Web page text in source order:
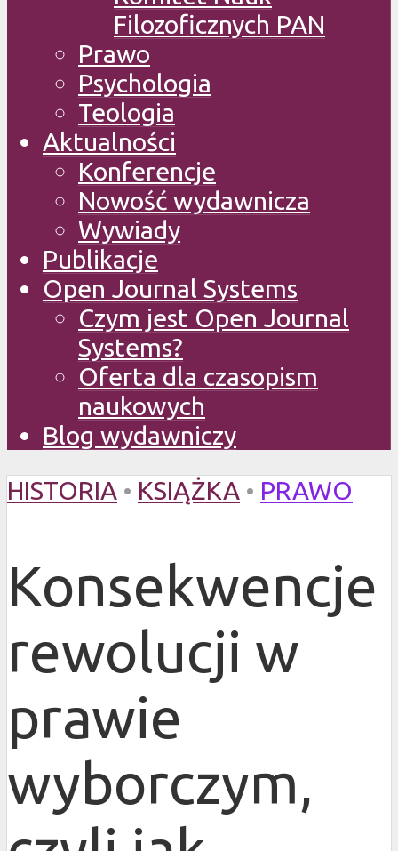
Filozoficznych PAN
Prawo
Psychologia
Teologia
Aktualności
Konferencje
Nowość wydawnicza
Wywiady
Publikacje
Open Journal Systems
Czym jest Open Journal
Systems?
Oferta dla czasopism
naukowych
Blog wydawniczy
HISTORIA • KSIĄŻKA • PRAWO
Konsekwencje
rewolucji w
prawie
wyborczym,